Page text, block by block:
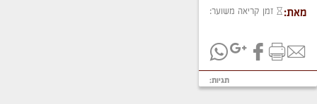
מאת: זמן קריאה משוער:
תגיות: